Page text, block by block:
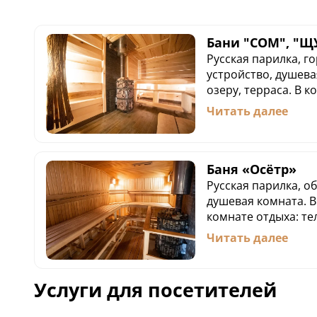
Бани "СОМ",
Русская парилка,
устройство,
озеру, терраса. В
телевизор, диваны,
кухонный
9 000 ₽/3 часа
Каждый
Дополнительное
Первые 3 часа, до
бани, простыни,
колпак, тапочки.
Читать далее
Баня «Осётр»
Русская парилка,
душевая комната.
комнате отдыха:
обеденная зона,
микроволновка,
12 000 ₽/3 часа
Каждый
Читать далее
Услуги для посетителей